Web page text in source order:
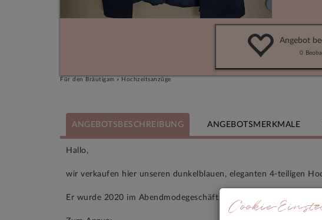
Angebot
0
Für den Bräutigam » Hochzeitsanzüge
ANGEBOTSBESCHREIBUNG ANGEBOTSMERKMALE
Hallo,
wir verkaufen hier unseren dunkelblauen, eleganten 4-teiligen
Er wurde 2020 im Abendmodegeschäft Prestije, Berlin gekauft
Cookie-